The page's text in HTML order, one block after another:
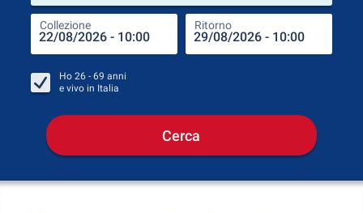
Collezione Ritorno
Ho 26 - 69 anni
e vivo in Italia
Cerca